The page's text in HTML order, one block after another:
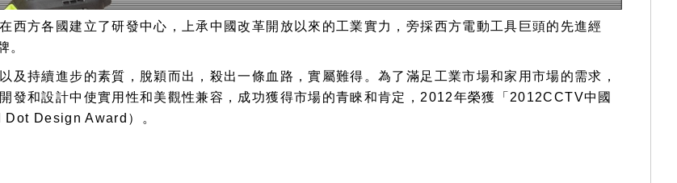
西方各國建立了研發中心，上承中國改革開放以來的工業實力，旁採西方電動工具巨頭的先進經
。
持續進步的素質，脫穎而出，殺出一條血路，實屬難得。為了滿足工業市場和家用市場的需求，
發和設計中使實用性和美觀性兼容，成功獲得市場的青睞和肯定，2012年榮獲「2012CCTV中國
Dot Design Award）。